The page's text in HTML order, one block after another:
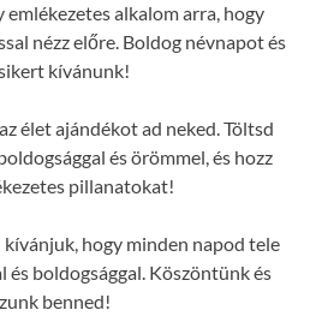
alkalom arra, hogy
nézz előre. Boldog névnapot és
kívánunk!
élet ajándékot ad neked. Töltsd
és örömmel, és hozz
pillanatokat!
hogy minden napod tele
boldogsággal. Köszöntünk és
benned!